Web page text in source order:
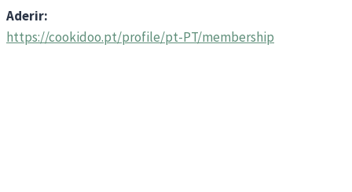
Aderir:
https://cookidoo.pt/profile/pt-PT/membership